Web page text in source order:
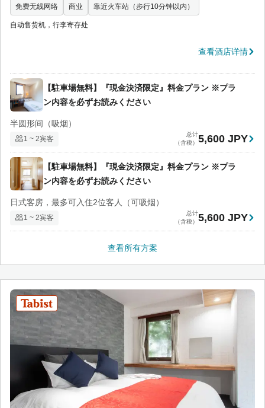
免费无线网络 商业 靠近火车站（步行10分钟以内）
自动售货机，行李寄存处
查看酒店详情
【駐車場無料】『現金決済限定』料金プラン ※プラ
ン内容を必ずお読みください
半圆形间（吸烟）
1 ~ 2宾客
总计
（含税） 5,600 JPY
【駐車場無料】『現金決済限定』料金プラン ※プラ
ン内容を必ずお読みください
日式客房，最多可入住2位客人（可吸烟）
1 ~ 2宾客
总计
（含税） 5,600 JPY
查看所有方案